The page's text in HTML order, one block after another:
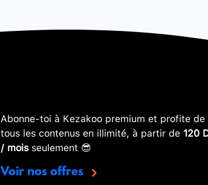
Abonne-toi à Kezakoo premium et profite de
tous les contenus en illimité, à partir de 120
/ moisseulement 😎
Voir nos offres